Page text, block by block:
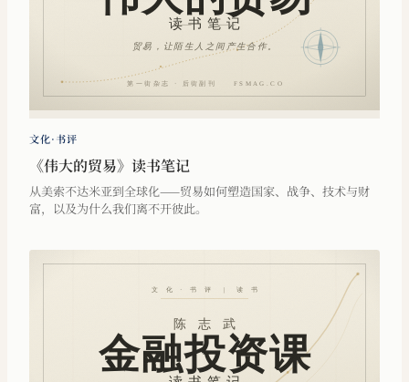
文化·书评
《伟大的贸易》读书笔记
从美索不达米亚到全球化——贸易如何塑造国家、战争、技术与财
富，以及为什么我们离不开彼此。